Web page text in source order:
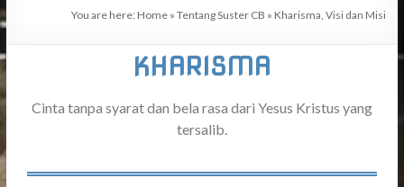
You are here: Home »Tentang Suster CB » Kharisma, Visi dan Misi
KHARISMA
Cinta tanpa syarat dan bela rasa dari Yesus Kristus yang
tersalib.